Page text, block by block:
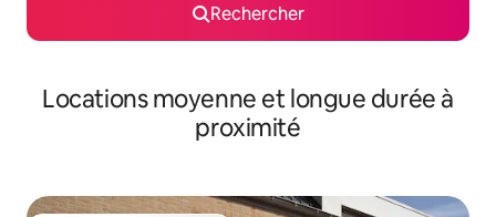
Rechercher
Locations moyenne et longue durée à
proximité